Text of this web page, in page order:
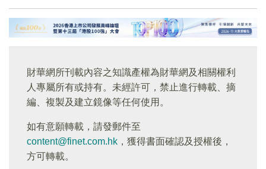
財華網所刊載內容之知識產權為財華網及相關權利
人專屬所有或持有。未經許可，禁止進行轉載、摘
編、複製及建立鏡像等任何使用。
如有意願轉載，請發郵件至
content@finet.com.hk ，獲得書面確認及授權後，
方可轉載。